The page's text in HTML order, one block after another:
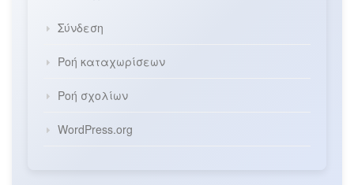
Σύνδεση
Ροή καταχωρίσεων
Ροή σχολίων
WordPress.org